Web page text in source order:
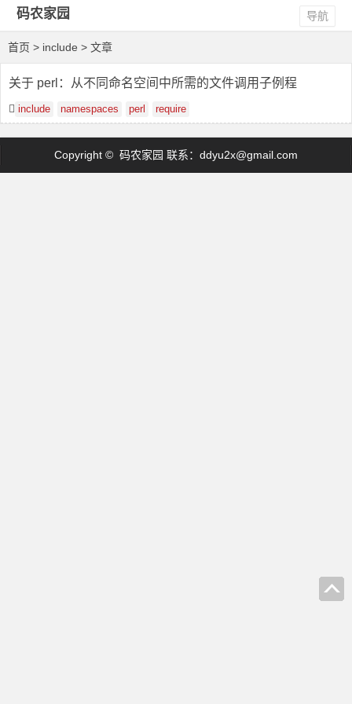
码农家园 导航
首页 > include > 文章
关于 perl：从不同命名空间中所需的文件调用子例程
include namespaces perl require
Copyright © 码农家园 联系： ddyu2x@gmail.com